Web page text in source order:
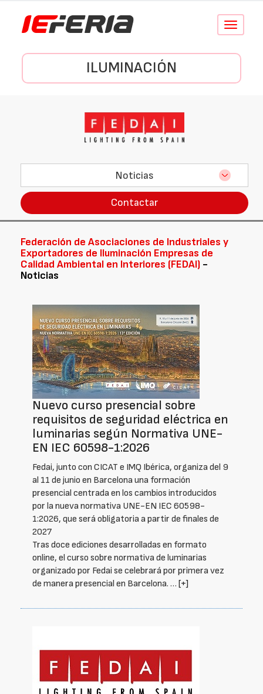
Conmutar
ILUMINACIÓN
Noticias
Contactar
Federación de Asociaciones de Industriales y
Exportadores de Iluminación Empresas de
Calidad Ambiental en Interiores (FEDAI) -
Noticias
Nuevo curso presencial sobre
requisitos de seguridad eléctrica en
luminarias según Normativa UNE-
EN IEC 60598-1:2026
Fedai, junto con CICAT e IMQ Ibérica, organiza del 9
al 11 de junio en Barcelona una formación
presencial centrada en los cambios introducidos
por la nueva normativa UNE-EN IEC 60598-
1:2026, que será obligatoria a partir de finales de
2027
Tras doce ediciones desarrolladas en formato
online, el curso sobre normativa de luminarias
organizado por Fedai se celebrará por primera vez
de manera presencial en Barcelona. … [+]